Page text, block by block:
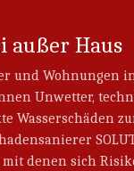
außer Haus
und Wohnungen
Unwetter,
Wasserschäden
denen sich